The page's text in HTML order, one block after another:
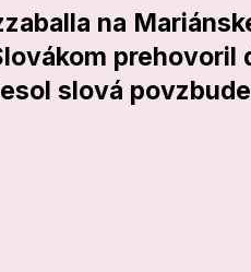
na
prehovoril
slová